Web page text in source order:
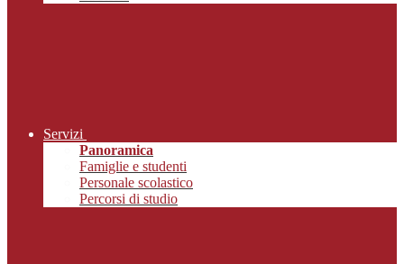
Servizi
Panoramica
Famiglie e studenti
Personale scolastico
Percorsi di studio